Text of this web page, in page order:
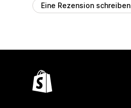
Eine Rezension schreiben